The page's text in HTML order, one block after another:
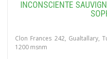
INCONSCIENTE
Clon Frances 242, Gualtallary,
1200 msnm